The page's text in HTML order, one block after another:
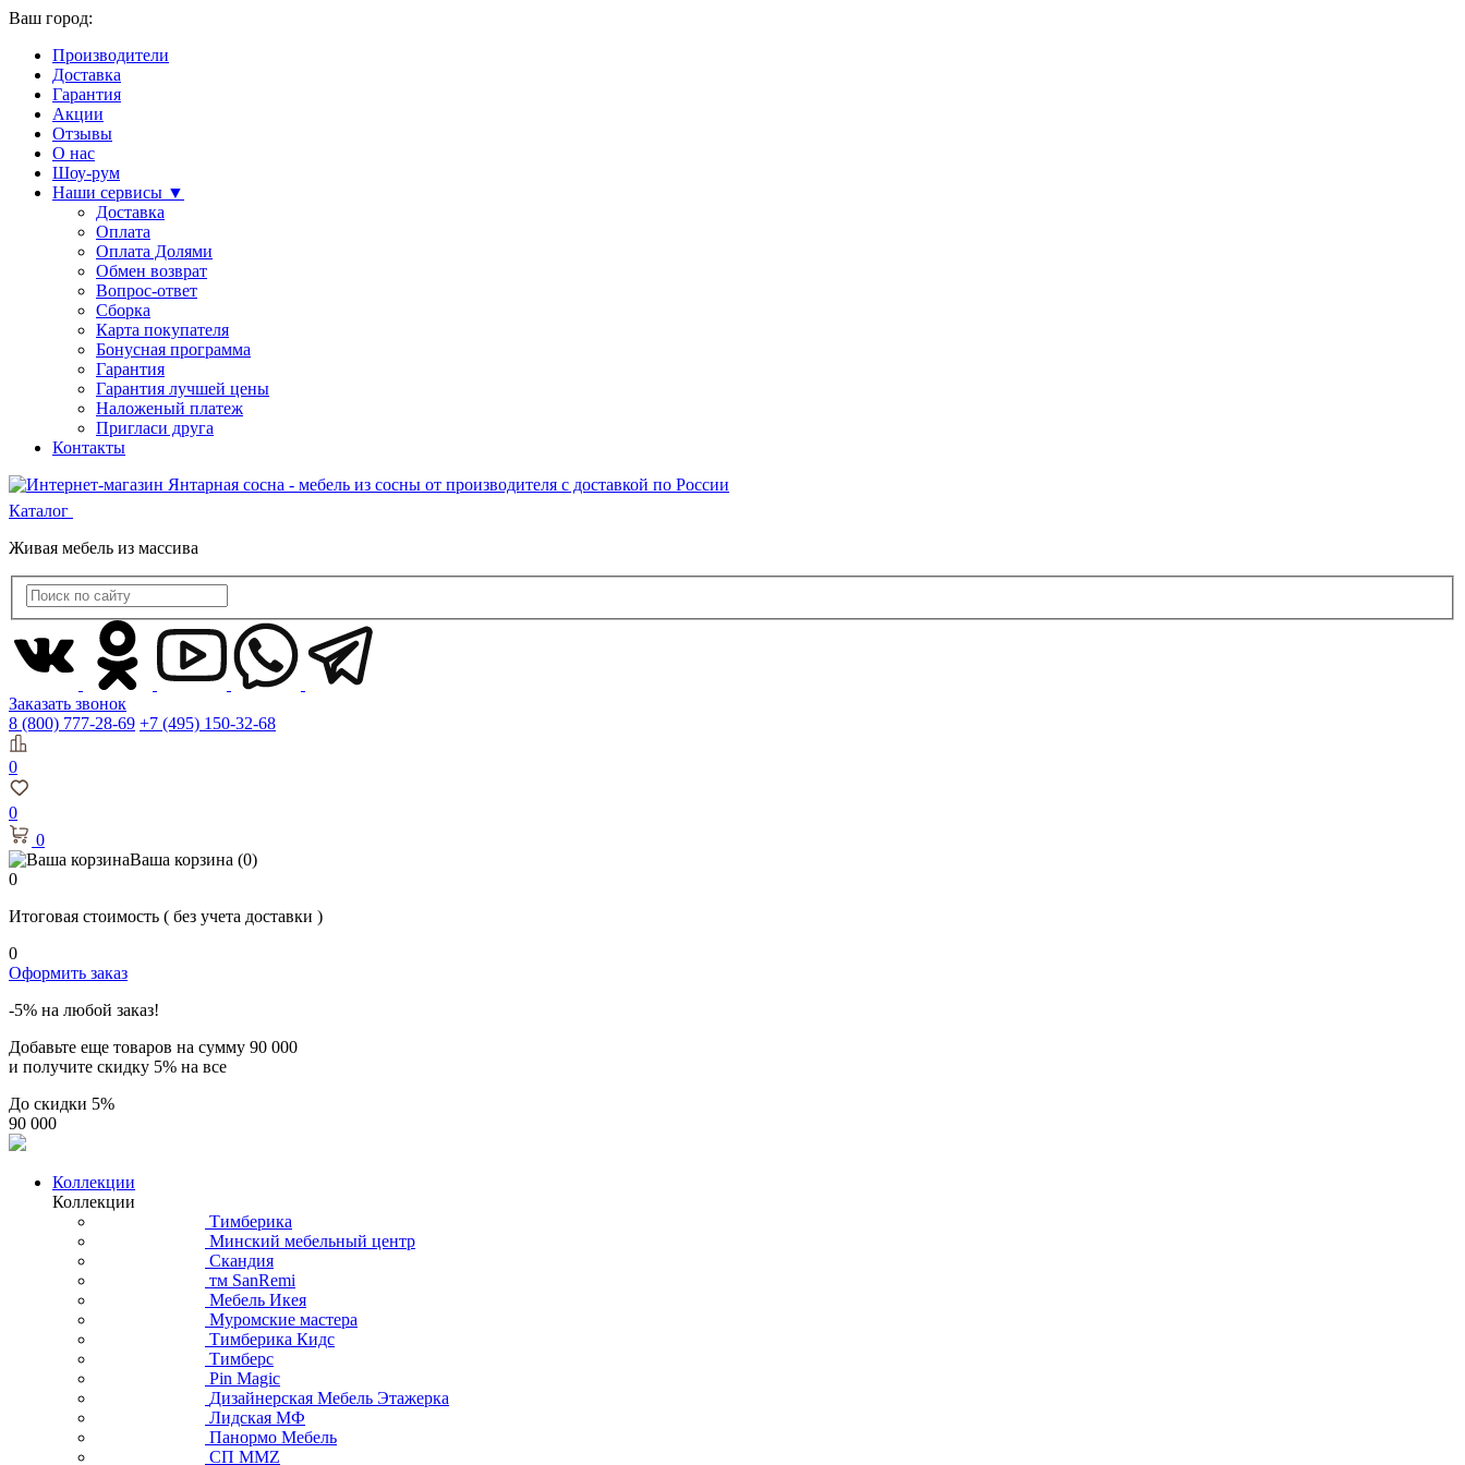
Ваш город:
Производители
Доставка
Гарантия
Акции
Отзывы
О нас
Шоу-рум
Наши сервисы ▼
Доставка
Оплата
Оплата Долями
Обмен возврат
Вопрос-ответ
Сборка
Карта покупателя
Бонусная программа
Гарантия
Гарантия лучшей цены
Наложеный платеж
Пригласи друга
Контакты
Каталог
Живая мебель из массива
Заказать звонок
8 (800) 777-28-69 +7 (495) 150-32-68
0
0
0
Ваша корзина (0)
0
Итоговая стоимость ( без учета доставки )
0
Оформить заказ
-5% на любой заказ!
Добавьте еще товаров на сумму 90 000
и получите скидку 5% на все
До скидки 5%
90 000
Коллекции
Коллекции
Тимберика
Минский мебельный центр
Скандия
тм SanRemi
Мебель Икея
Муромские мастера
Тимберика Кидс
Тимберс
Pin Magic
Дизайнерская Мебель Этажерка
Лидская МФ
Панормо Мебель
СП ММZ